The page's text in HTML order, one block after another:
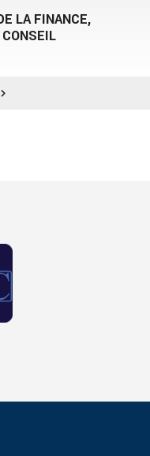
LA FINANCE,